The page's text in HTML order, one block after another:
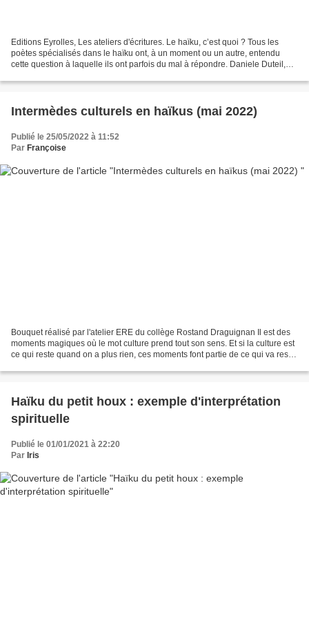
Editions Eyrolles, Les ateliers d'écritures. Le haïku, c’est quoi ? Tous les
poètes spécialisés dans le haïku ont, à un moment ou un autre, entendu
cette question à laquelle ils ont parfois du mal à répondre. Daniele Duteil,
Intermèdes culturels en haïkus (mai 2022)
Publié le 25/05/2022 à 11:52
Par Françoise
Bouquet réalisé par l'atelier ERE du collège Rostand Draguignan Il est des
moments magiques où le mot culture prend tout son sens. Et si la culture est
ce qui reste quand on a plus rien, ces moments font partie de ce qui va rester
Haïku du petit houx : exemple d'interprétation
spirituelle
Publié le 01/01/2021 à 22:20
Par Iris